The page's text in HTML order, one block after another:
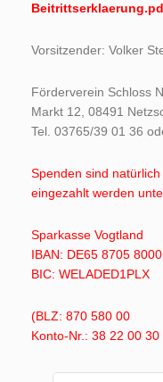
Vorsitzender: Volker
Förderverein Schloss
Markt 12, 08491
Tel. 03765/39 01 36
Spenden sind
eingezahlt werden
Sparkasse Vogtland
IBAN: DE65 8705
BIC: WELADED1PLX
(BLZ: 870 580 00
Konto-Nr.: 38 22 00 30